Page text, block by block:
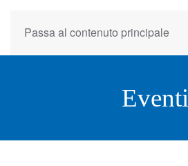
Passa al contenuto principale
Eventi